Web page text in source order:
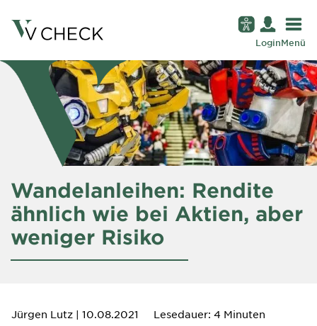
LoginMenü
Wandelanleihen: Rendite
ähnlich wie bei Aktien, aber
weniger Risiko
Jürgen Lutz | 10.08.2021
Lesedauer: 4 Minuten